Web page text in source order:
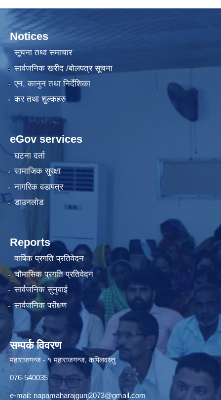
Notices
सूचना तथा समाचार
सार्वजनिक खरीद /बोलपत्र सूचना
एन, कानुन तथा निर्देशिका
कर तथा शुल्कहरु
eGov services
घटना दर्ता
सामाजिक सुरक्षा
नागरिक वडापत्र
डाउनलोड
Reports
वार्षिक प्रगति प्रतिवेदन
चौमासिक प्रगति प्रतिवेदन
सार्वजनिक सुनुवाई
सार्वजनिक परीक्षण
सम्पर्क विवरण
महाराजगन्ज - १ महाराजगन्ज, कपिलवस्तु
076-540035
e-mail: napamaharajgunj2073@gmail.com